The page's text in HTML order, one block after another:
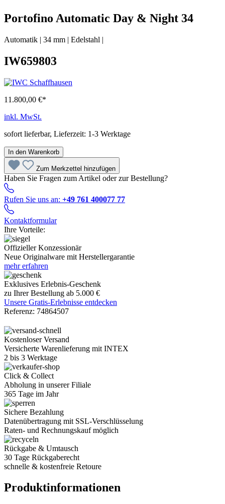
Portofino Automatic Day & Night 34
Automatik | 34 mm | Edelstahl |
IW659803
11.800,00 €*
inkl. MwSt.
sofort lieferbar, Lieferzeit: 1-3 Werktage
In den Warenkorb
Zum Merkzettel hinzufügen
Haben Sie Fragen zum Artikel oder zur Bestellung?
Rufen Sie uns an: +49 761 400077 77
Kontaktformular
Ihre Vorteile:
Offizieller Konzessionär
Neue Originalware mit Herstellergarantie
mehr erfahren
Exklusives Erlebnis-Geschenk
zu Ihrer Bestellung ab 5.000 €
Unsere Gratis-Erlebnisse entdecken
Referenz: 74864507
Kostenloser Versand
Versicherte Warenlieferung mit INTEX
2 bis 3 Werktage
Click & Collect
Abholung in unserer Filiale
365 Tage im Jahr
Sichere Bezahlung
Datenübertragung mit SSL-Verschlüsselung
Raten- und Rechnungskauf möglich
Rückgabe & Umtausch
30 Tage Rückgaberecht
schnelle & kostenfreie Retoure
Produktinformationen